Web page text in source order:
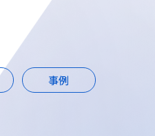
事例